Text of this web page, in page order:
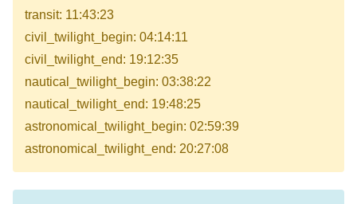
transit: 11:43:23
civil_twilight_begin: 04:14:11
civil_twilight_end: 19:12:35
nautical_twilight_begin: 03:38:22
nautical_twilight_end: 19:48:25
astronomical_twilight_begin: 02:59:39
astronomical_twilight_end: 20:27:08